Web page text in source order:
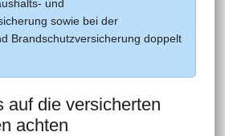
und
sowie bei der
Brandschutzversicherung doppelt
auf die versicherten
achten